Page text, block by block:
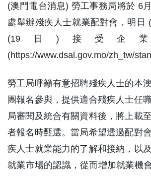
(澳門電台消息) 勞工事務局將於 6
處舉辦殘疾人士就業配對會，明日
(19日)接受企
(https://www.dsal.gov.mo/zh_tw/
勞工局呼籲有意招聘殘疾人士的本
團報名參與，提供適合殘疾人士任
局審閱及統合有關資料後，將上載
者報名時甄選。當局希望透過配對
疾人士就業能力的了解和接納，以
就業市場的認識，從而增加就業機